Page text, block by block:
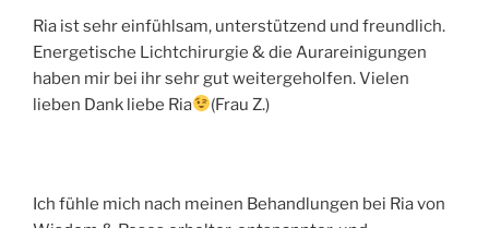
Ria ist sehr einfühlsam, unterstützend und freundlich.
Energetische Lichtchirurgie & die Aurareinigungen
haben mir bei ihr sehr gut weitergeholfen. Vielen
lieben Dank liebe Ria
(Frau Z.)
Ich fühle mich nach meinen Behandlungen bei Ria von